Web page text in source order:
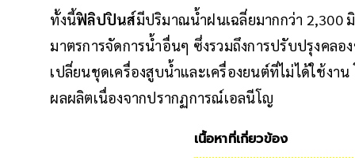
ทั้งนี้ฟิลิปปินส์มีปริมาณน้ำฝนเฉลี่ยมากกว่า 2,300
มาตรการจัดการน้ำอื่นๆ ซึ่งรวมถึงการปรับปรุงคลอง
เปลี่ยนชุดเครื่องสูบน้ำและเครื่องยนต์ที่ไม่ได้ใช้งา
ผลผลิตเนื่องจากปรากฏการณ์เอลนีโญ
เนื้อหาที่เกี่ยวข้อง